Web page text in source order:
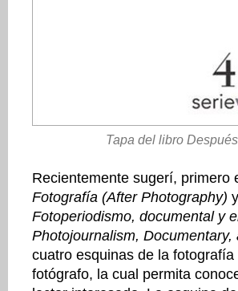
Tapa del libro
Recientemente sugerí,
Fotografía (After Photography)
Fotoperiodismo, documental y
Photojournalism, Documentary,
cuatro esquinas de la
fotógrafo, la cual permita